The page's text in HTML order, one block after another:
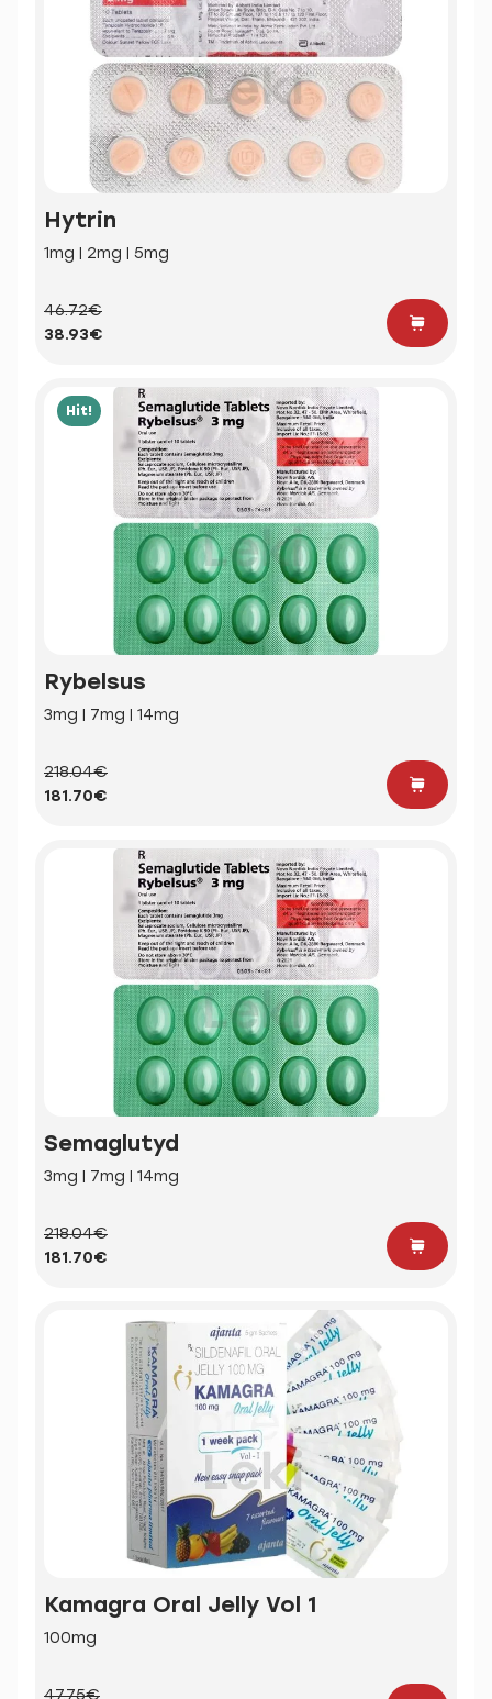
Hytrin
1mg | 2mg | 5mg
46.72€
38.93€
Hit!
Rybelsus
3mg | 7mg | 14mg
218.04€
181.70€
Semaglutyd
3mg | 7mg | 14mg
218.04€
181.70€
Kamagra Oral Jelly Vol 1
100mg
47.75€